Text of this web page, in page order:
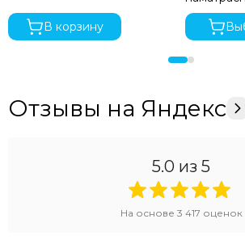
В корзину
Белый
Отзывы на Яндекс
5.0 из 5
На основе 3 417 оценок